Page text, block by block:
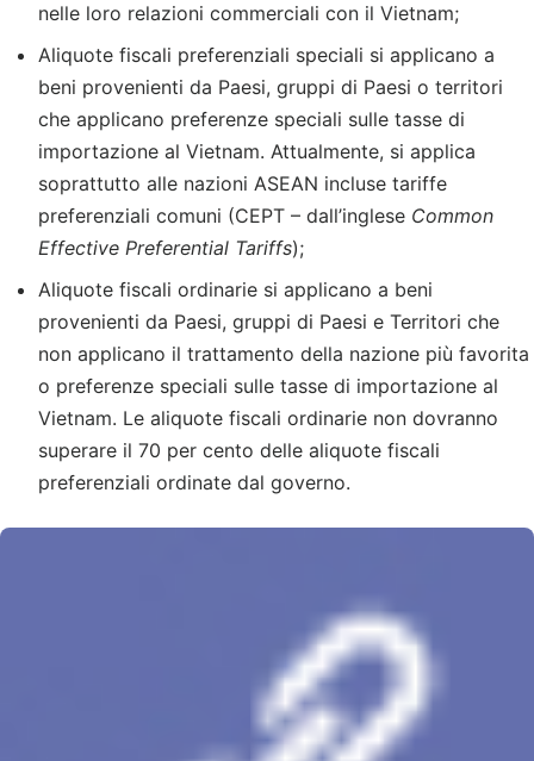
nelle loro relazioni commerciali con il Vietnam;
Aliquote fiscali preferenziali speciali si applicano a
beni provenienti da Paesi, gruppi di Paesi o territori
che applicano preferenze speciali sulle tasse di
importazione al Vietnam. Attualmente, si applica
soprattutto alle nazioni ASEAN incluse tariffe
preferenziali comuni (CEPT – dall’inglese Common
Effective Preferential Tariffs);
Aliquote fiscali ordinarie si applicano a beni
provenienti da Paesi, gruppi di Paesi e Territori che
non applicano il trattamento della nazione più favorita
o preferenze speciali sulle tasse di importazione al
Vietnam. Le aliquote fiscali ordinarie non dovranno
superare il 70 per cento delle aliquote fiscali
preferenziali ordinate dal governo.